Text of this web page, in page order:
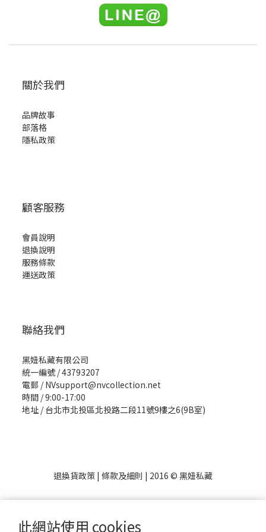
此網站使用 cookies
關於我們
品牌故事
部落格
隱私政策
顧客服務
會員說明
退換說明
服務條款
運送政策
聯絡我們
黑妞私藏有限公司
統一編號 / 43793207
電郵 / NVsupport@nvcollection.net
時間 / 9:00-17:00
地址 / 台北市北投區北投路二段11號9樓之6(9B室)
退換貨政策 | 條款及細則 | 2016 © 黑妞私藏